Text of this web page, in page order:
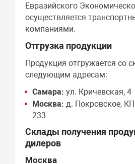
Евразийского
осуществляется
компаниями.
Отгрузка продукции
Продукция отгружается со
следующим адресам:
Самара: ул. Кричевская, 4
Москва: д. Покровское,
233
Склады получения
дилеров
Москва